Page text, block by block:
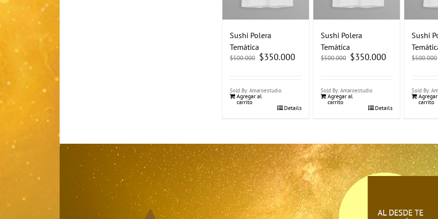
Sushi Polera
Temática
$500.000 El
precio
$350.000El
precio
Sold By: Amaroestudio
Agregar al
carrito
Details
Sushi Polera
Temática
$500.000 El
precio
$350.000
Sold By: Amaroestudio
Agregar al
carrito
Details
Sushi
$500.000
Sold By:
carrito